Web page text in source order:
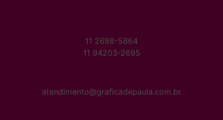
11 2698-5864
11 94203-2695
atendimento@graficadepaula.com.br